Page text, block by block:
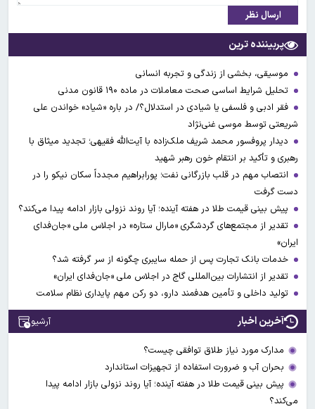
ارسال نظر
پربیننده ترین
موسیقی، بخشی از زندگی و تجربه انسانی
تحلیل شرایط اساسی صحت معاملات در ماده ۱۹۰ قانون مدنی
فقر ادبی و فلسفی یا شیادی در استدلال؟/ در باره «شیاد» خواندن علی
شریعتی توسط موسی غنی‌نژاد
دیدار پروفسور محمد شریف ملک‌زاده با آیت‌الله فقیهی؛ تجدید میثاق با
رهبری و تأکید بر انتقام خون رهبر شهید
انتصاب مهم در قلب بازرگانی نفت؛ پورابراهیم مجدداً سکان نیکو را در
دست گرفت
پیش بینی قیمت طلا در هفته آینده؛ آیا روند نزولی بازار ادامه پیدا می‌کند؟
تقدیر از مجتمع‌های گردشگری «مارال ستاره» در اجلاس ملی «جان‌فدای
ایران»
خدمات بانک تجارت پس از حمله سایبری چگونه از سر گرفته شد؟
تقدیر از انتشارات بین‌المللی گاج در اجلاس ملی «جان‌فدای ایران»
تولید داخلی و تأمین هدفمند دارو، دو رکن مهم پایداری نظام سلامت
آخرین اخبار آرشیو
مدارک مورد نیاز طلاق توافقی چیست؟
بحران آب و ضرورت استفاده از تجهیزات استاندارد
پیش بینی قیمت طلا در هفته آینده؛ آیا روند نزولی بازار ادامه پیدا
می‌کند؟